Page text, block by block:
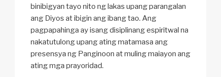
binibigyan tayo nito ng lakas upang parangalan
ang Diyos at ibigin ang ibang tao. Ang
pagpapahinga ay isang disiplinang espiritwal na
nakatutulong upang ating matamasa ang
presensya ng Panginoon at muling maiayon ang
ating mga prayoridad.